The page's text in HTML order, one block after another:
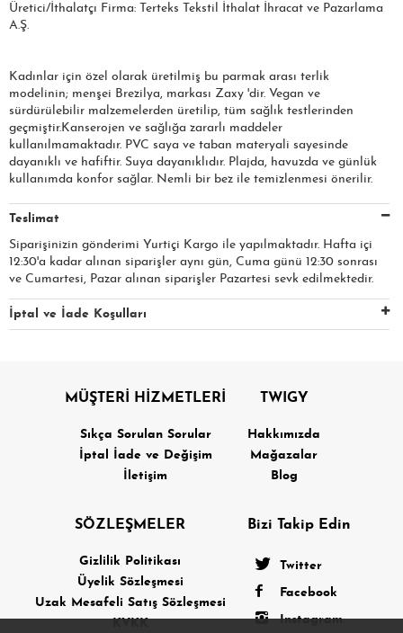
Üretici/İthalatçı Firma: Terteks Tekstil İthalat İhracat ve Pazarlama
A.Ş.
Kadınlar için özel olarak üretilmiş bu parmak arası terlik
modelinin; menşei Brezilya, markası Zaxy 'dir. Vegan ve
sürdürülebilir malzemelerden üretilip, tüm sağlık testlerinden
geçmiştir.Kanserojen ve sağlığa zararlı maddeler
kullanılmamaktadır. PVC saya ve taban materyali sayesinde
dayanıklı ve hafiftir. Suya dayanıklıdır. Plajda, havuzda ve günlük
kullanımda konfor sağlar. Nemli bir bez ile temizlenmesi önerilir.
Teslimat
Siparişinizin gönderimi Yurtiçi Kargo ile yapılmaktadır. Hafta içi
12:30'a kadar alınan siparişler aynı gün, Cuma günü 12:30 sonrası
ve Cumartesi, Pazar alınan siparişler Pazartesi sevk edilmektedir.
İptal ve İade Koşulları
MÜŞTERİ HİZMETLERİ
Sıkça Sorulan Sorular
İptal İade ve Değişim
İletişim
TWIGY
Hakkımızda
Mağazalar
Blog
SÖZLEŞMELER
Gizlilik Politikası
Üyelik Sözleşmesi
Uzak Mesafeli Satış Sözleşmesi
KVKK
Bizi Takip Edin
Twitter
Facebook
Instagram